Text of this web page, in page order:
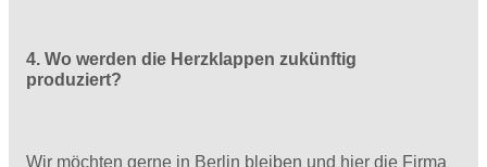
4. Wo werden die Herzklappen zukünftig
produziert?
Wir möchten gerne in Berlin bleiben und hier die Firma